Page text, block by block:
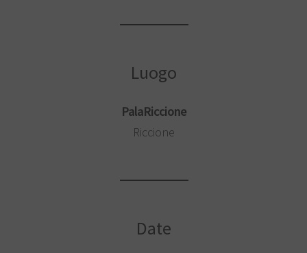
Luogo
PalaRiccione
Riccione
Date